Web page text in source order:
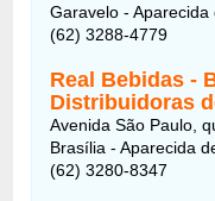
Garavelo -
(62) 3288-4779
Real Bebidas -
Distribuidoras
Avenida São Paulo,
Brasília - Aparecida
(62) 3280-8347